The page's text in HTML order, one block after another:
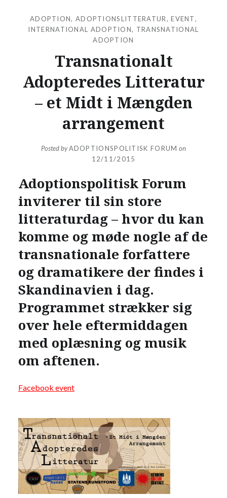
ADOPTION, ADOPTIONSLITTERATUR,EVENT,
INTERNATIONAL ADOPTION, TRANSNATIONAL
ADOPTION
Transnationalt
Adopteredes Litteratur
– et Midt i Mængden
arrangement
Posted byADOPTIONSPOLITISK FORUM on
12/11/2015
Adoptionspolitisk Forum
inviterer til sin store
litteraturdag – hvor du kan
komme og møde nogle af de
transnationale forfattere
og dramatikere der findes i
Skandinavien i dag.
Programmet strækker sig
over hele eftermiddagen
med oplæsning og musik
om aftenen.
Facebook event